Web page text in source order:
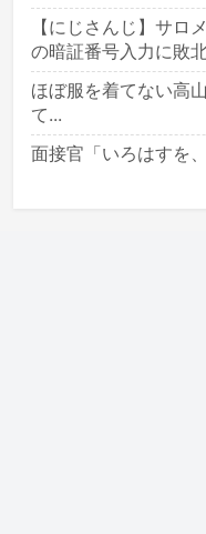
【にじさんじ】サロ
の暗証番号入力に敗
ほぼ服を着てない高
て...
面接官「いろはすを